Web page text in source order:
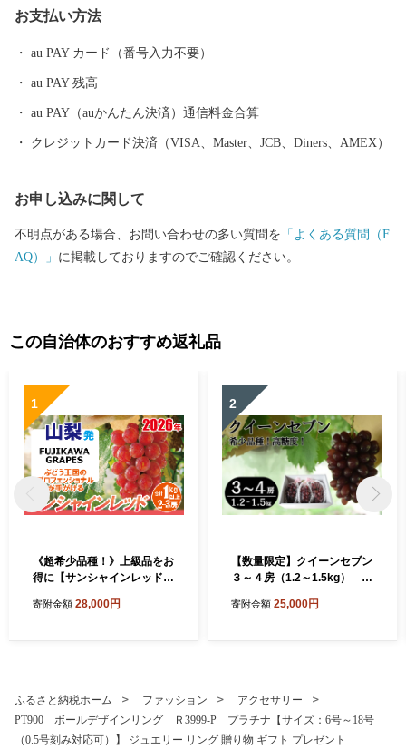
間地域の過疎化も進行している状況ですが、移住定住や交流人口
日々… ふるさとを離れ、都会でご活躍の皆さまにとって、ふる
さとの思い出は、数多くあると思います。 富士川町では、地域
の資源を守り、「暮らしと自然が輝く 交流のまち」をめざし
になっていただきたいと思います。
お支払い方法
au PAY カード（番号入力不要）
au PAY 残高
au PAY（auかんたん決済）通信料金合算
クレジットカード決済（VISA、Master、JCB、Diners、AMEX）
お申し込みに関して
不明点がある場合、お問い合わせの多い質問を 「よくある質問（F
AQ）」 に掲載しておりますのでご確認ください。
この自治体のおすすめ返礼品
1
《超希少品種！》上級品をお
得に【サンシャインレッド】
年発送分 先行予約】- FUJIK
寄附金額 28,000円
2
【数量限定】クイーンセブン
３～４房（1.2～1.5kg） ぶ
物 フルーツ 山梨 やまなし 富
寄附金額 25,000円
ふるさと納税ホーム ファッション
アクセサリー
PT900 ボールデザインリング Ｒ3999-P プラチナ【サイズ：6号～18号
（0.5号刻み対応可）】 ジュエリー リング 贈り物 ギフト プレゼント